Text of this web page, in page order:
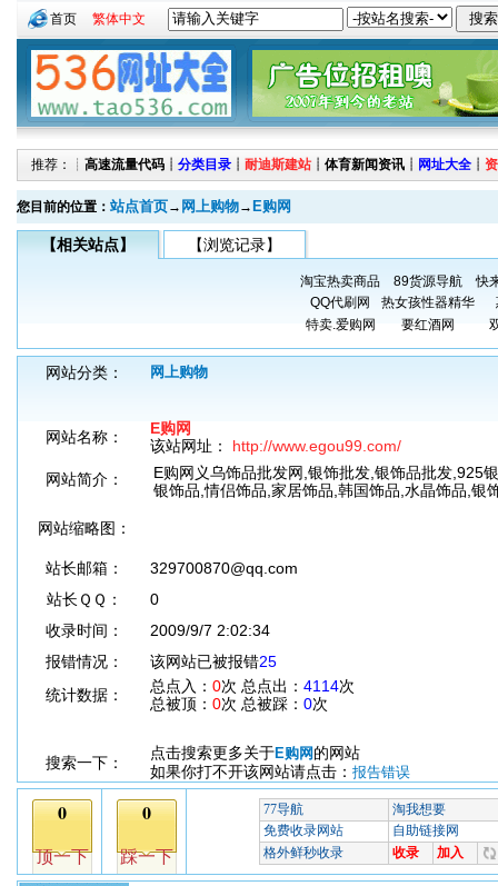
首页 繁体中文
推荐：┊ 高速流量代码 ┊ 分类目录 ┊ 耐迪斯建站 ┊ 体育新闻资讯 ┊ 网址大全 ┊
您目前的位置： 站点首页→ 网上购物→ E购网
【相关站点】 【浏览记录】
淘宝热卖商品 89货源导航
快
QQ代刷网
热女孩性器精华
特卖.爱购网
要红酒网
网站分类： 网上购物
网站名称：
E购网
该站网址： http://www.egou99.com/
网站简介：
E购网义乌饰品批发网,银饰批发,银饰品批发,925
银饰品,情侣饰品,家居饰品,韩国饰品,水晶饰品,银
网站缩略图：
站长邮箱：
329700870@qq.com
站长ＱＱ：
0
收录时间：
2009/9/7 2:02:34
报错情况：
该网站已被报错25
统计数据：
总点入： 0次 总点出： 4114次
总被顶： 0次 总被踩： 0次
搜索一下：
点击搜索更多关于E购网 的网站
如果你打不开该网站请点击： 报告错误